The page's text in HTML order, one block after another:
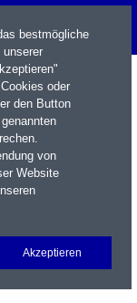
Login
bestmögliche
oder
den Button
von
Website
Akzeptieren